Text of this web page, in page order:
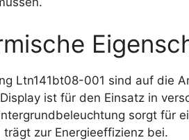
Ltn141bt08-001 sind auf die
ist für den Einsatz in
sorgt für
zur Energieeffizienz bei.